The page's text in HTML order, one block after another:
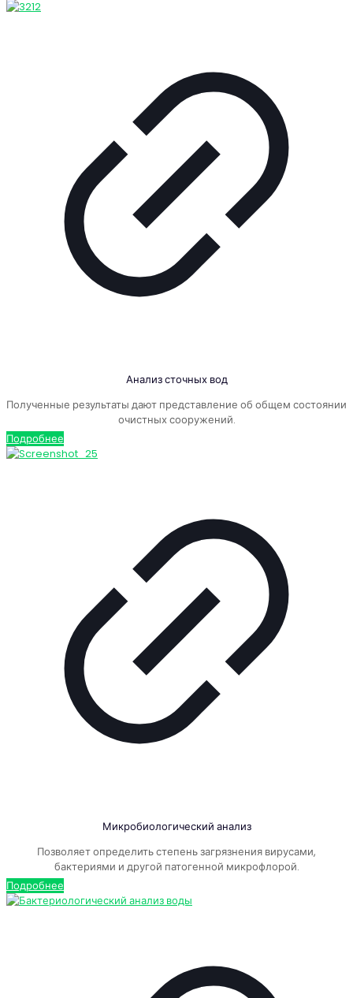
Анализ сточных вод
Полученные результаты дают представление об общем состоянии
очистных сооружений.
Подробнее
Микробиологический анализ
Позволяет определить степень загрязнения вирусами,
бактериями и другой патогенной микрофлорой.
Подробнее